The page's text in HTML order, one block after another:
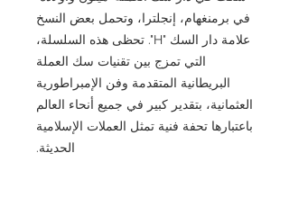
في برمنغهام، إنجلترا، وتحمل بعض النسخ
علامة دار السك "H". تحظى هذه السلسلة،
التي تمزج بين تقنيات سك العملة
البريطانية المتقدمة وفن الإمبراطورية
العثمانية، بتقدير كبير في جميع أنحاء العالم
باعتبارها تحفة فنية تمثل العملات الإسلامية
الحديثة.